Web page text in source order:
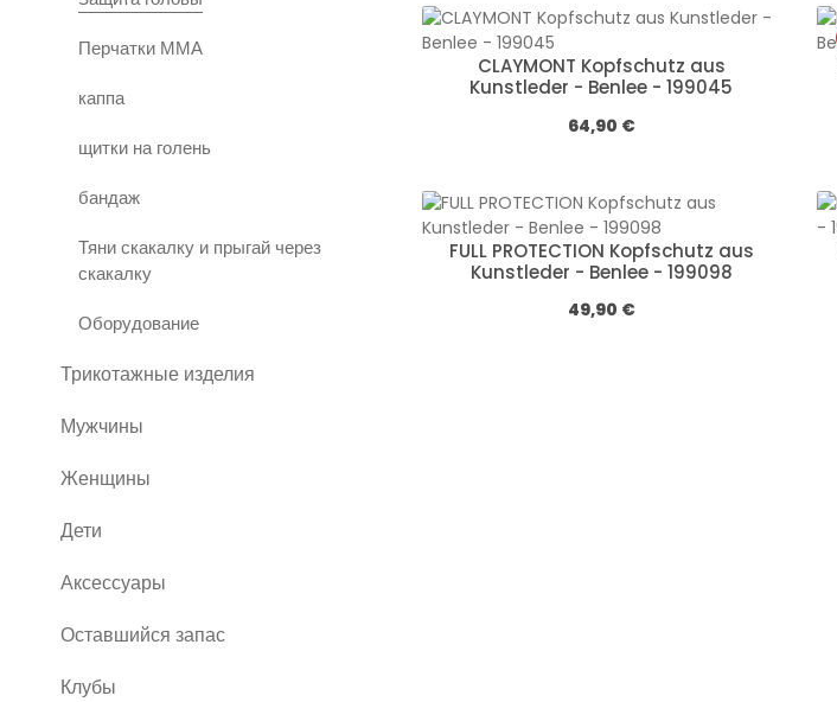
Перчатки ММА
каппа
щитки на голень
бандаж
Тяни скакалку и прыгай через
скакалку
Оборудование
Трикотажные изделия
Мужчины
Женщины
Дети
Аксессуары
Оставшийся запас
Клубы
CLAYMONT Kopfschutz aus
Kunstleder - Benlee - 199045
Обычная цена:
64,90 €
FULL PROTECTION Kopfschutz aus
Kunstleder - Benlee - 199098
Обычная цена:
49,90 €